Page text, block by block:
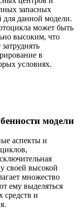
запасных
для данной модели.
может быть
высоким, что
в
условиях.
модели
аспекты и
своей высокой
множество
ему выделяться
средств и